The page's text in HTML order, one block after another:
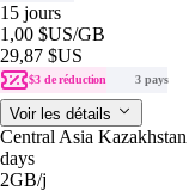
15 jours
1,00 $US/GB
29,87 $US
$3 de réduction 3 pays
Voir les détails
Central Asia
days
2GB/j